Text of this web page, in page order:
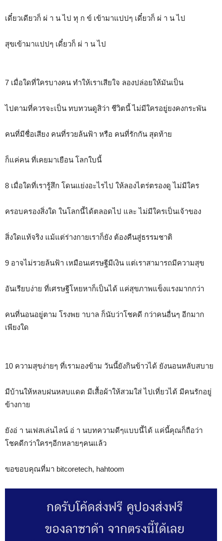
เดี๋ยวเดียวก็ ผ่ า น ไป ทุ ก ข์ เข้ามาแปปๆ เดี๋ยวก็ ผ่ า น ไป
สุขเข้ามาแปปๆ เดี๋ยวก็ ผ่ า น ไป
7 เมื่อใดที่ใครบางคน ทำให้เราเสียใจ ลองปล่อยให้มันเป็น
ไปตามที่ควรจะเป็น ทบทวนดูสิว่า ชีวิตนี้ ไม่มีใครอยู่ยงคงกระพัน
คนที่มีชื่อเสียง คนที่รวยล้นฟ้า หรือ คนที่รักกัน สุดท้าย
ก็แค่คน ที่เคยมาเยือน โลกใบนี้
8 เมื่อใดที่เรารู้สึก โดนแย่งอะไรไป ให้ลองไตร่ตรองดู ไม่มีใคร
ครอบครองสิ่งใด ในโลกนี้ได้ตลอดไป และ ไม่มีใครเป็นเจ้าของ
สิ่งใดแท้จริง แม้แต่ร่างกายเราก็ยัง ต้องคืนสู่ธรรมชาติ
9 อาจไม่รวยล้นฟ้า เหมือนเศรษฐีมีเงิน แต่เราสามารถมีความสุข
อันเรียบง่าย ที่เศรษฐีโหยหาก็เป็นได้ แค่สุขภาพแข็งแรงมากกว่า
คนที่นอนอยู่ตาม โรงพย าบาล ก็นับว่าโชคดี กว่าคนอื่นๆ อีกมาก
เพียงใด
10 ความสุขง่ายๆ ที่เรามองข้าม วันนี้ยังกินข้าวได้ ยังนอนหลับสบาย
มีบ้านให้หลบฝนหลบแดด มีเสื้อผ้าให้สวมใส่ ไปเที่ยวได้ มีคนรักอยู่
ข้างกาย
ยังอ่ า นเฟสเล่นไลน์ อ่ า นบทความดีๆแบบนี้ได้ แค่นี้คุณก็ถือว่า
โชคดีกว่าใครๆอีกหลายๆคนแล้ว
ขอขอบคุณที่มา bitcoretech, hahtoom